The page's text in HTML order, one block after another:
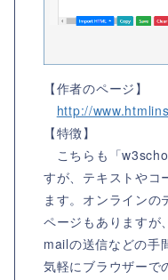
【作者のページ】
http://
【特徴】
こちらも「
すが、テキストやコ
ます。オンラインの
ページもありますが
mailの送信などの手
気軽にブラウザーで